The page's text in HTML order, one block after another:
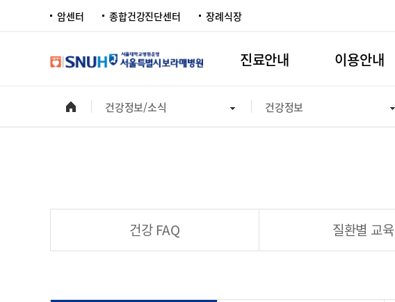
암센터 종합건강진단센터 장례식장
진료안내 이용안내
건강정보/소식 건강정보
건강 FAQ 질환별 교육